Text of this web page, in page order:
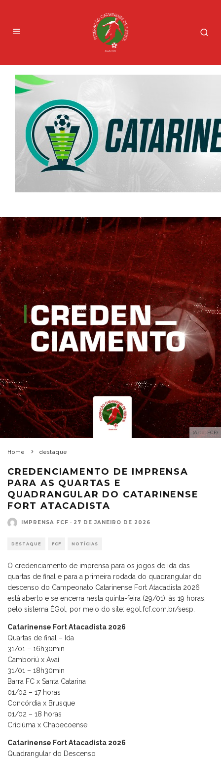
(Arte: FCF)
Home destaque
CREDENCIAMENTO DE IMPRENSA
PARA AS QUARTAS E
QUADRANGULAR DO CATARINENSE
FORT ATACADISTA
IMPRENSA FCF · 27 DE JANEIRO DE 2026
DESTAQUE FCF NOTÍCIAS
O credenciamento de imprensa para os jogos de ida das
quartas de final e para a primeira rodada do quadrangular do
descenso do Campeonato Catarinense Fort Atacadista 2026
está aberto e se encerra nesta quinta-feira (29/01), às 19 horas,
pelo sistema ÉGol, por meio do site: egol.fcf.com.br/sesp.
Catarinense Fort Atacadista 2026
Quartas de final – Ida
31/01 – 16h30min
Camboriú x Avaí
31/01 – 18h30min
Barra FC x Santa Catarina
01/02 – 17 horas
Concórdia x Brusque
01/02 – 18 horas
Criciúma x Chapecoense
Catarinense Fort Atacadista 2026
Quadrangular do Descenso